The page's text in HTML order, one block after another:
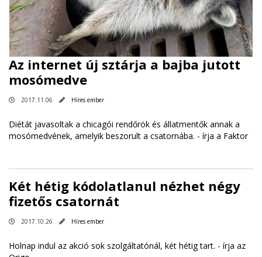
Az internet új sztárja a bajba jutott
mosómedve
2017.11.06 Híres ember
Diétát javasoltak a chicagói rendőrök és állatmentők annak a
mosómedvének, amelyik beszorult a csatornába. - írja a Faktor
Két hétig kódolatlanul nézhet négy
fizetős csatornát
2017.10.26 Híres ember
Holnap indul az akció sok szolgáltatónál, két hétig tart. - írja az